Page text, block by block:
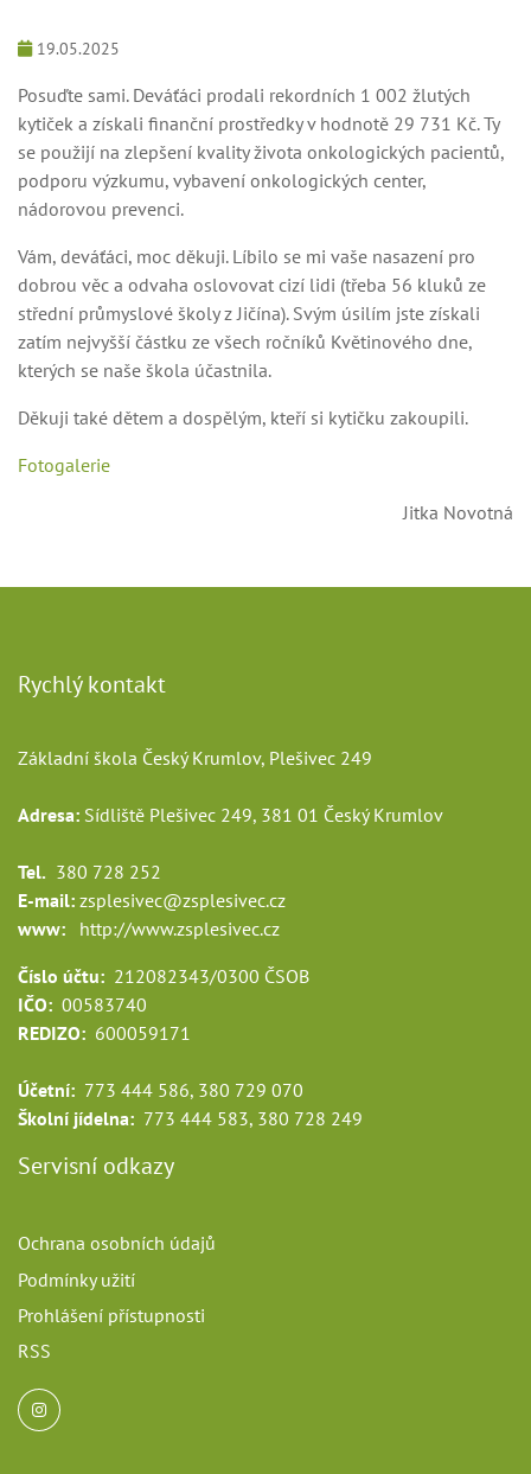
19.05.2025
Posuďte sami. Deváťáci prodali rekordních 1 002 žlutých
kytiček a získali finanční prostředky v hodnotě 29 731 Kč. Ty
se použijí na zlepšení kvality života onkologických pacientů,
podporu výzkumu, vybavení onkologických center,
nádorovou prevenci.
Vám, deváťáci, moc děkuji. Líbilo se mi vaše nasazení pro
dobrou věc a odvaha oslovovat cizí lidi (třeba 56 kluků ze
střední průmyslové školy z Jičína). Svým úsilím jste získali
zatím nejvyšší částku ze všech ročníků Květinového dne,
kterých se naše škola účastnila.
Děkuji také dětem a dospělým, kteří si kytičku zakoupili.
Fotogalerie
Jitka Novotná
Rychlý kontakt
Základní škola Český Krumlov, Plešivec 249
Adresa: Sídliště Plešivec 249, 381 01 Český Krumlov
Tel. 380 728 252
E-mail: zsplesivec@zsplesivec.cz
www: http://www.zsplesivec.cz
Číslo účtu: 212082343/0300 ČSOB
IČO: 00583740
REDIZO: 600059171
Účetní: 773 444 586, 380 729 070
Školní jídelna: 773 444 583, 380 728 249
Servisní odkazy
Ochrana osobních údajů
Podmínky užití
Prohlášení přístupnosti
RSS